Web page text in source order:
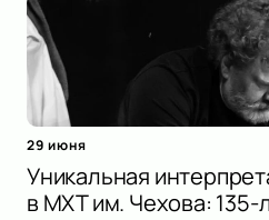
29 июня
Уникальная
в МХТ им. Чехова: 135-